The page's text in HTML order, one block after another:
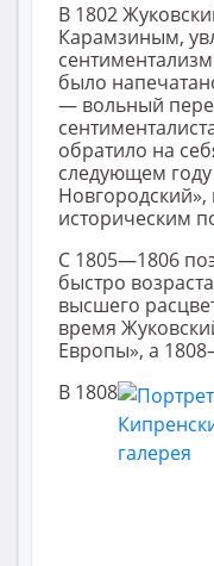
В 1802
Карамзиным,
было
— вольный
обратило на
следующем
историческим
С 1805—1806
быстро
высшего
время
Европы», а
В 1808